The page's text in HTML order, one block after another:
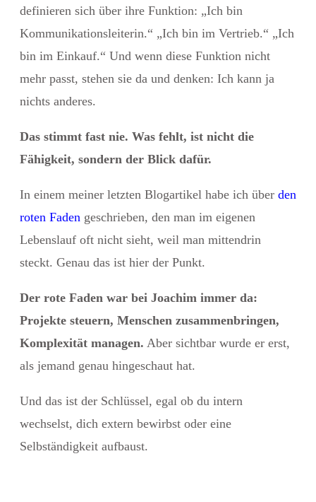
definieren sich über ihre Funktion: „Ich bin
Kommunikationsleiterin.“ „Ich bin im Vertrieb.“ „Ich
bin im Einkauf.“ Und wenn diese Funktion nicht
mehr passt, stehen sie da und denken: Ich kann ja
nichts anderes.
Das stimmt fast nie. Was fehlt, ist nicht die
Fähigkeit, sondern der Blick dafür.
In einem meiner letzten Blogartikel habe ich über den
roten Faden geschrieben, den man im eigenen
Lebenslauf oft nicht sieht, weil man mittendrin
steckt. Genau das ist hier der Punkt.
Der rote Faden war bei Joachim immer da:
Projekte steuern, Menschen zusammenbringen,
Komplexität managen. Aber sichtbar wurde er erst,
als jemand genau hingeschaut hat.
Und das ist der Schlüssel, egal ob du intern
wechselst, dich extern bewirbst oder eine
Selbständigkeit aufbaust.